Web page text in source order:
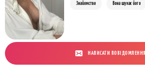
Знайомство Вона шукає його
НАПИСАТИ ПОВІДОМЛЕННЯ